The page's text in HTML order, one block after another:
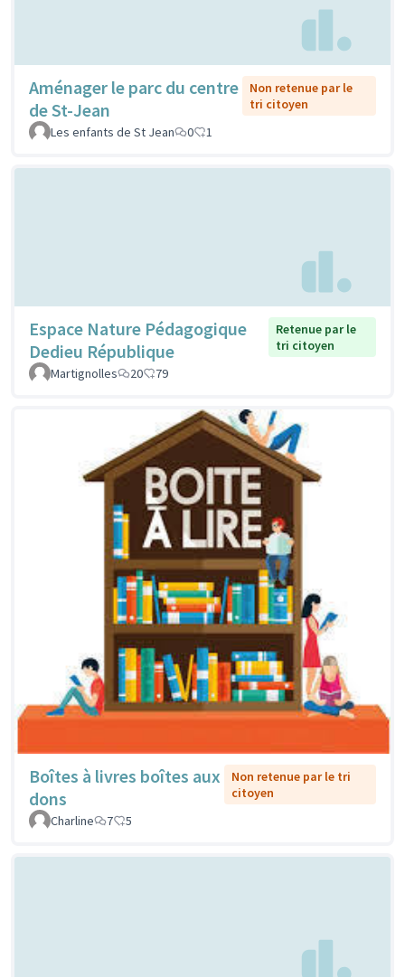
Aménager le parc du centre
de St-Jean
Non retenue par le
tri citoyen
Les enfants de St Jean
0 1
Espace Nature Pédagogique
Dedieu République
Retenue par le
tri citoyen
Martignolles
20 79
Boîtes à livres boîtes aux
dons
Non retenue par le tri
citoyen
Charline
7 5